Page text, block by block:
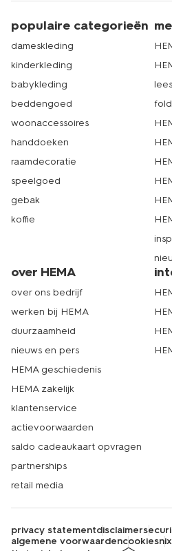
populaire categorieën
dameskleding
kinderkleding
babykleding
beddengoed
woonaccessoires
handdoeken
raamdecoratie
speelgoed
gebak
koffie
over HEMA
over ons bedrijf
werken bij HEMA
duurzaamheid
nieuws en pers
HEMA geschiedenis
HEMA zakelijk
klantenservice
actievoorwaarden
saldo cadeaukaart opvragen
partnerships
retail media
privacy statementdisclaimer
algemene voorwaardencookies